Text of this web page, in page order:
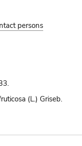
persons
(L.) Griseb.